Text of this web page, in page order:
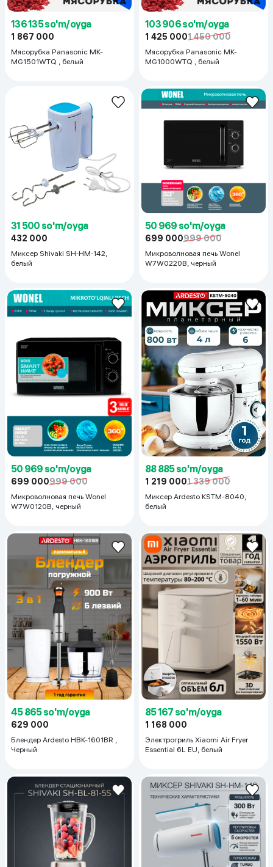
136 135 so'm/oyga
1 867 000
Мясорубка Panasonic MK-
MG1501WTQ , белый
103 906 so'm/oyga
1 425 0001 450 000
Мясорубка Panasonic MK-
MG1000WTQ , белый
31 500 so'm/oyga
432 000
Миксер Shivaki SH‑HM‑142,
белый
50 969 so'm/oyga
699 000999 000
Микроволновая печь Wonel
W7W0220B, черный
50 969 so'm/oyga
699 000999 000
Микроволновая печь Wonel
W7W0120B, черный
88 885 so'm/oyga
1 219 0001 339 000
Миксер Ardesto KSTM-8040,
белый
45 865 so'm/oyga
629 000
Блендер Ardesto HBK-1601BR ,
Черный
85 167 so'm/oyga
1 168 000
Электрогриль Xiaomi Air Fryer
Essential 6L EU, белый